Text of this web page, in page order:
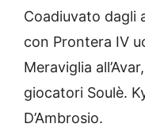
Coadiuvato dagli
con Prontera IV
Meraviglia
giocatori Soulè.
D’Ambrosio.